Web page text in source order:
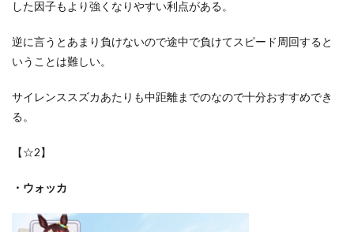
した因子もより強くなりやすい利点がある。
逆に言うとあまり負けないので途中で負けてスピード周回すると
いうことは難しい。
サイレンススズカあたりも中距離までのなので十分おすすめでき
る。
【☆2】
・ウォッカ